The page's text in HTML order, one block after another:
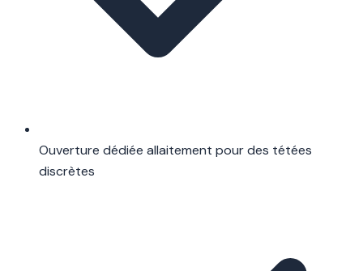
Ouverture dédiée allaitement pour des tétées
discrètes